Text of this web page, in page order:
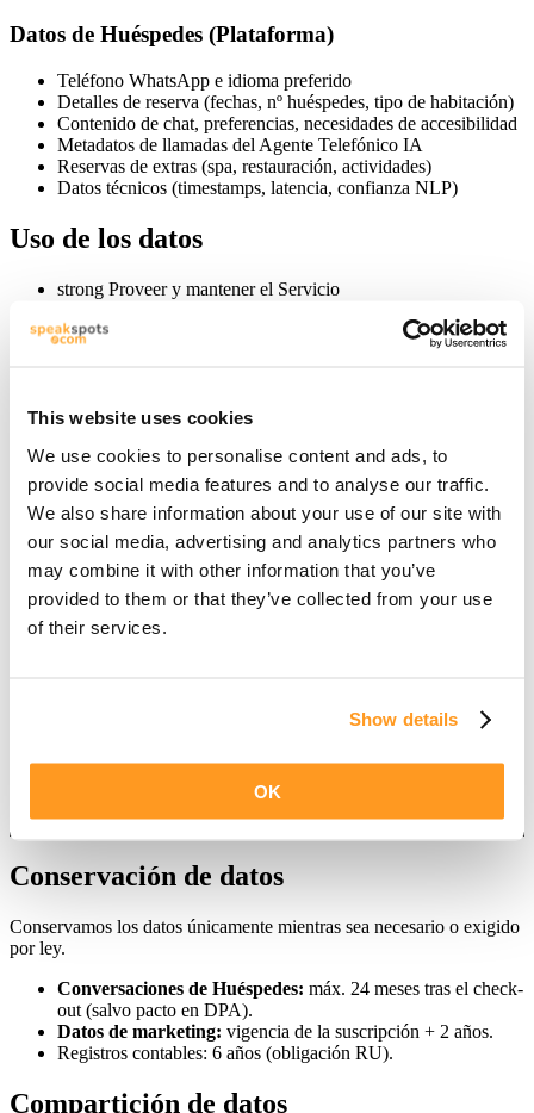
This website uses cookies
We use cookies to personalise content and ads, to
provide social media features and to analyse our traffic.
We also share information about your use of our site with
our social media, advertising and analytics partners who
may combine it with other information that you’ve
provided to them or that they’ve collected from your use
of their services.
Show details
OK
Datos de Huéspedes (Plataforma)
Teléfono WhatsApp e idioma preferido
Detalles de reserva (fechas, nº huéspedes, tipo de habitación)
Contenido de chat, preferencias, necesidades de accesibilidad
Metadatos de llamadas del Agente Telefónico IA
Reservas de extras (spa, restauración, actividades)
Datos técnicos (timestamps, latencia, confianza NLP)
Uso de los datos
strong Proveer y mantener el Servicio
strong Ejecución contractual
strong Comunicaciones de servicio (e-mail, SMS, push)
strong Publicidad dirigida y medición
strong Análisis y mejora (producto, campañas, UX)
strong Operar la Plataforma (IA, enrutado, dashboard)
strong Reservar con comercios locales (en nombre del
Huésped)
strong Proveer analítica agregada al Cliente Hotel
Fines adicionales (prospectos / suscriptores)
Finalidad Descripción
terceros
relevante
Igual que marketing
Conservación de datos
Conservamos los datos únicamente mientras sea necesario o exigido
por ley.
Conversaciones de Huéspedes: máx. 24 meses tras el check-
out (salvo pacto en DPA).
Datos de marketing: vigencia de la suscripción + 2 años.
Registros contables: 6 años (obligación RU).
Compartición de datos